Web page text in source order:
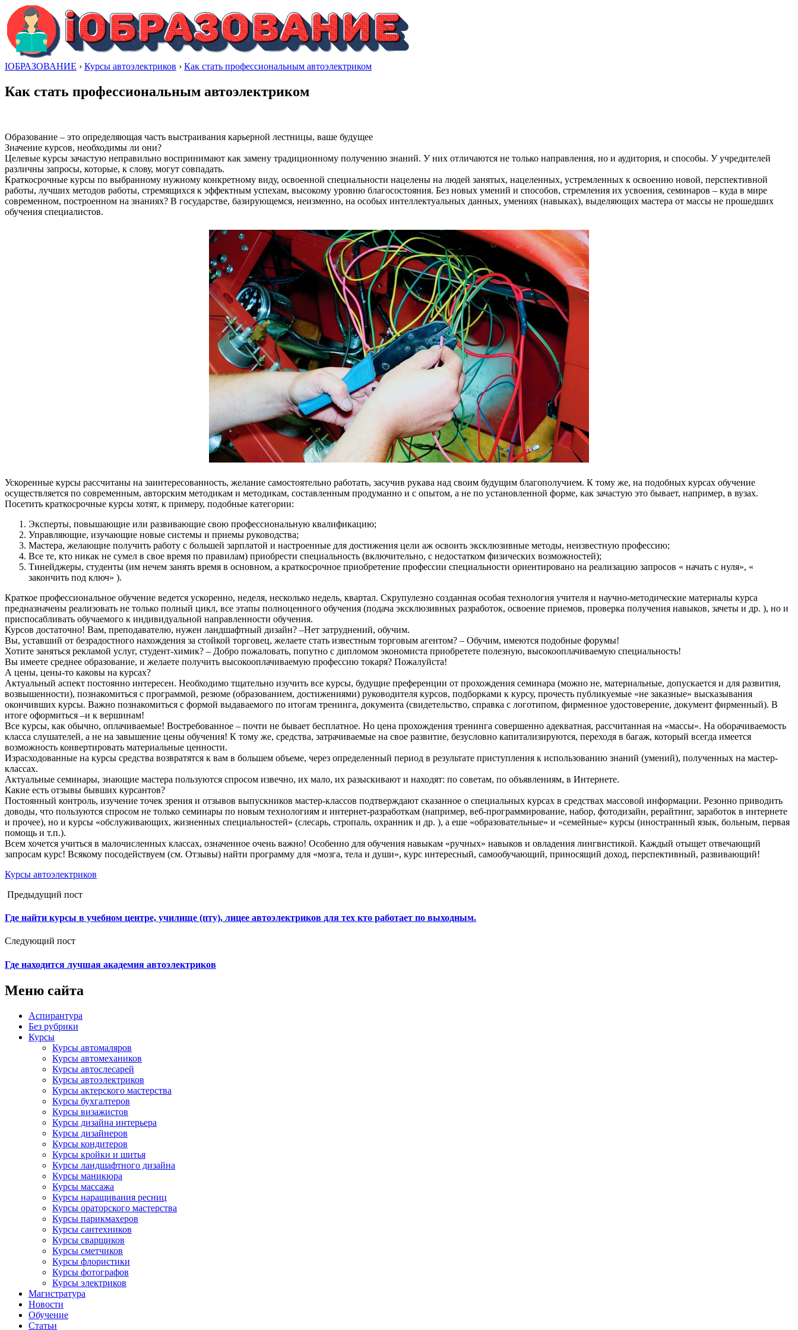
IОБРАЗОВАНИЕ › Курсы автоэлектриков › Как стать профессиональным автоэлектриком
Как стать профессиональным автоэлектриком
Образование – это определяющая часть выстраивания карьерной лестницы, ваше будущее
Значение курсов, необходимы ли они?
Целевые курсы зачастую неправильно воспринимают как замену традиционному получению знаний. У них отличаются не только направления, но и аудитория, и способы. У учредителей
различны запросы, которые, к слову, могут совпадать.
Краткосрочные курсы по выбранному нужному конкретному виду, освоенной специальности нацелены на людей занятых, нацеленных, устремленных к освоению новой, перспективной
работы, лучших методов работы, стремящихся к эффектным успехам, высокому уровню благосостояния. Без новых умений и способов, стремления их усвоения, семинаров – куда в мире
современном, построенном на знаниях? В государстве, базирующемся, неизменно, на особых интеллектуальных данных, умениях (навыках), выделяющих мастера от массы не прошедших
обучения специалистов.
Ускоренные курсы рассчитаны на заинтересованность, желание самостоятельно работать, засучив рукава над своим будущим благополучием. К тому же, на подобных курсах обучение
осуществляется по современным, авторским методикам и методикам, составленным продуманно и с опытом, а не по установленной форме, как зачастую это бывает, например, в вузах.
Посетить краткосрочные курсы хотят, к примеру, подобные категории:
Эксперты, повышающие или развивающие свою профессиональную квалификацию;
Управляющие, изучающие новые системы и приемы руководства;
Мастера, желающие получить работу с большей зарплатой и настроенные для достижения цели аж освоить эксклюзивные методы, неизвестную профессию;
Все те, кто никак не сумел в свое время по правилам) приобрести специальность (включительно, с недостатком физических возможностей);
Тинейджеры, студенты (им нечем занять время в основном, а краткосрочное приобретение профессии специальности ориентировано на реализацию запросов « начать с нуля», «
закончить под ключ» ).
Краткое профессиональное обучение ведется ускоренно, неделя, несколько недель, квартал. Скрупулезно созданная особая технология учителя и научно-методические материалы курса
предназначены реализовать не только полный цикл, все этапы полноценного обучения (подача эксклюзивных разработок, освоение приемов, проверка получения навыков, зачеты и др. ), но и
приспосабливать обучаемого к индивидуальной направленности обучения.
Курсов достаточно! Вам, преподавателю, нужен ландшафтный дизайн? –Нет затруднений, обучим.
Вы, уставший от безрадостного нахождения за стойкой торговец, желаете стать известным торговым агентом? – Обучим, имеются подобные форумы!
Хотите заняться рекламой услуг, студент-химик? – Добро пожаловать, попутно с дипломом экономиста приобретете полезную, высокооплачиваемую специальность!
Вы имеете среднее образование, и желаете получить высокооплачиваемую профессию токаря? Пожалуйста!
А цены, цены-то каковы на курсах?
Актуальный аспект постоянно интересен. Необходимо тщательно изучить все курсы, будущие преференции от прохождения семинара (можно не, материальные, допускается и для развития,
возвышенности), познакомиться с программой, резюме (образованием, достижениями) руководителя курсов, подборками к курсу, прочесть публикуемые «не заказные» высказывания
окончивших курсы. Важно познакомиться с формой выдаваемого по итогам тренинга, документа (свидетельство, справка с логотипом, фирменное удостоверение, документ фирменный). В
итоге оформиться –и к вершинам!
Все курсы, как обычно, оплачиваемые! Востребованное – почти не бывает бесплатное. Но цена прохождения тренинга совершенно адекватная, рассчитанная на «массы». На оборачиваемость
класса слушателей, а не на завышение цены обучения! К тому же, средства, затрачиваемые на свое развитие, безусловно капитализируются, переходя в багаж, который всегда имеется
возможность конвертировать материальные ценности.
Израсходованные на курсы средства возвратятся к вам в большем объеме, через определенный период в результате приступления к использованию знаний (умений), полученных на мастер-
классах.
Актуальные семинары, знающие мастера пользуются спросом извечно, их мало, их разыскивают и находят: по советам, по объявлениям, в Интернете.
Какие есть отзывы бывших курсантов?
Постоянный контроль, изучение точек зрения и отзывов выпускников мастер-классов подтверждают сказанное о специальных курсах в средствах массовой информации. Резонно приводить
доводы, что пользуются спросом не только семинары по новым технологиям и интернет-разработкам (например, веб-программирование, набор, фотодизайн, рерайтинг, заработок в интернете
и прочее), но и курсы «обслуживающих, жизненных специальностей» (слесарь, стропаль, охранник и др. ), а еше «образовательные» и «семейные» курсы (иностранный язык, больным, первая
помощь и т.п.).
Всем хочется учиться в малочисленных классах, означенное очень важно! Особенно для обучения навыкам «ручных» навыков и овладения лингвистикой. Каждый отыщет отвечающий
запросам курс! Всякому посодействуем (см. Отзывы) найти программу для «мозга, тела и души», курс интересный, самообучающий, приносящий доход, перспективный, развивающий!
Курсы автоэлектриков
Предыдущий пост
Где найти курсы в учебном центре, училище (пту), лицее автоэлектриков для тех кто работает по выходным.
Следующий пост
Где находится лучшая академия автоэлектриков
Меню сайта
Аспирантура
Без рубрики
Курсы
Курсы автомаляров
Курсы автомехаников
Курсы автослесарей
Курсы автоэлектриков
Курсы актерского мастерства
Курсы бухгалтеров
Курсы визажистов
Курсы дизайна интерьера
Курсы дизайнеров
Курсы кондитеров
Курсы кройки и шитья
Курсы ландшафтного дизайна
Курсы маникюра
Курсы массажа
Курсы наращивания ресниц
Курсы ораторского мастерства
Курсы парикмахеров
Курсы сантехников
Курсы сварщиков
Курсы сметчиков
Курсы флористики
Курсы фотографов
Курсы электриков
Магистратура
Новости
Обучение
Статьи